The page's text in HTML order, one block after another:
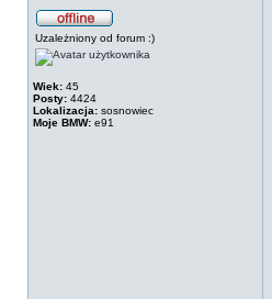
Uzależniony od forum :)
Wiek: 45
Posty: 4424
Lokalizacja: sosnowiec
Moje BMW: e91